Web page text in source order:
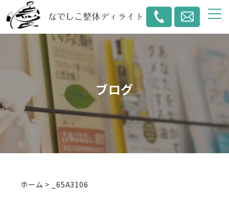
ブログ
ホーム > _65A3106